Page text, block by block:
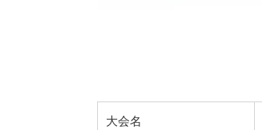
大会名